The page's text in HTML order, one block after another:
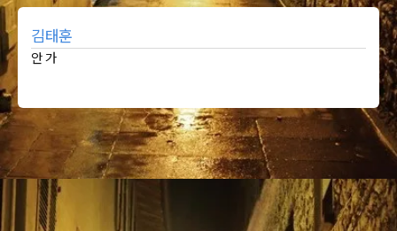
김태훈
안 가